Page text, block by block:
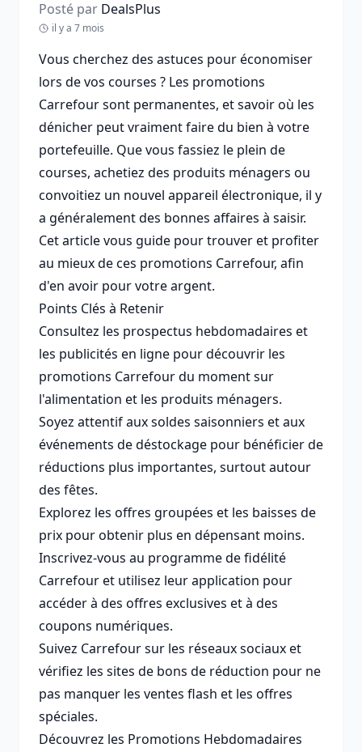
Posté par DealsPlus
il y a 7 mois
Vous cherchez des astuces pour économiser
lors de vos courses ? Les promotions
Carrefour sont permanentes, et savoir où les
dénicher peut vraiment faire du bien à votre
portefeuille. Que vous fassiez le plein de
courses, achetiez des produits ménagers ou
convoitiez un nouvel appareil électronique, il y
a généralement des bonnes affaires à saisir.
Cet article vous guide pour trouver et profiter
au mieux de ces promotions Carrefour, afin
d'en avoir pour votre argent.
Points Clés à Retenir
Consultez les prospectus hebdomadaires et
les publicités en ligne pour découvrir les
promotions Carrefour du moment sur
l'alimentation et les produits ménagers.
Soyez attentif aux soldes saisonniers et aux
événements de déstockage pour bénéficier de
réductions plus importantes, surtout autour
des fêtes.
Explorez les offres groupées et les baisses de
prix pour obtenir plus en dépensant moins.
Inscrivez-vous au programme de fidélité
Carrefour et utilisez leur application pour
accéder à des offres exclusives et à des
coupons numériques.
Suivez Carrefour sur les réseaux sociaux et
vérifiez les sites de bons de réduction pour ne
pas manquer les ventes flash et les offres
spéciales.
Découvrez les Promotions Hebdomadaires